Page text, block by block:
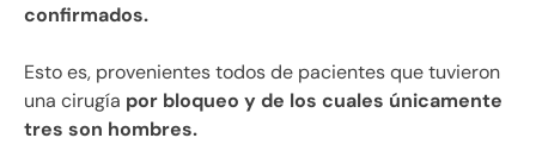
confirmados.
Esto es, provenientes todos de pacientes que tuvieron
una cirugía por bloqueo y de los cuales únicamente
tres son hombres.